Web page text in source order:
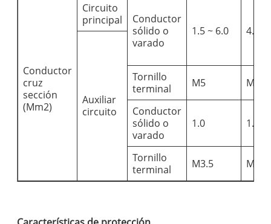
Conductor
cruz
sección
(Mm2)
Circuito
principal
Conductor
sólido o
varado
1.5 ~ 6.0 4.0 ~
Auxiliar
circuito
Tornillo
terminal
M5 M6
Conductor
sólido o
varado
1.0 1.0
Tornillo
terminal
M3.5 M3.5